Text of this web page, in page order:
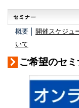
概要 │ 開催スケジュ
いて
ご希望のセ